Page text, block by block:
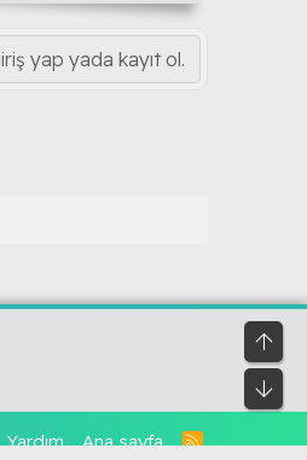
yap yada kayıt ol.
Üst
Alt
Yardım Ana sayfa
R